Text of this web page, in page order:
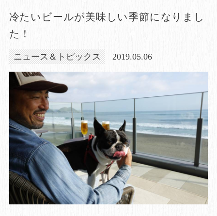
した！
冷たいビールが美味しい季節になりまし
た！
ニュース＆トピックス 2019.05.06